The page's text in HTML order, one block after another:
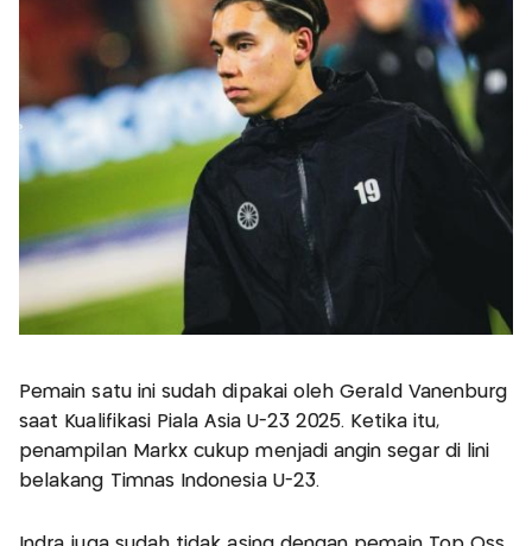
Pemain satu ini sudah dipakai oleh Gerald Vanenburg
saat Kualifikasi Piala Asia U-23 2025. Ketika itu,
penampilan Markx cukup menjadi angin segar di lini
belakang Timnas Indonesia U-23.